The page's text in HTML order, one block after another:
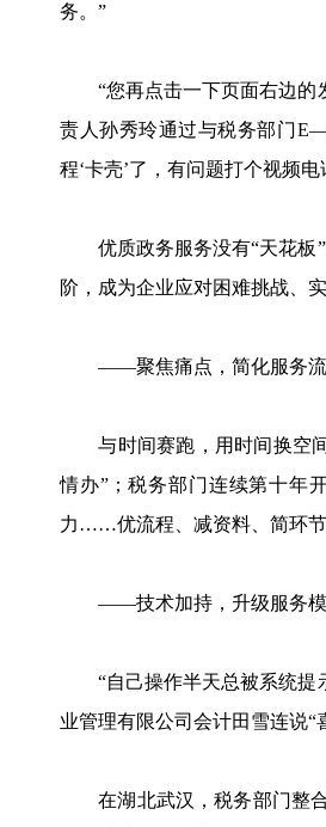
务。”
“您再点击一下页面右边的发
责人孙秀玲通过与税务部门
程‘卡壳’了，有问题打个视频
优质政务服务没有“天花板”
阶，成为企业应对困难挑战、
——聚焦痛点，简化服务流
与时间赛跑，用时间换空间
情办”；税务部门连续第十年
力……优流程、减资料、简环
——技术加持，升级服务模
“自己操作半天总被系统提示
业管理有限公司会计田雪连说“
在湖北武汉，税务部门整合